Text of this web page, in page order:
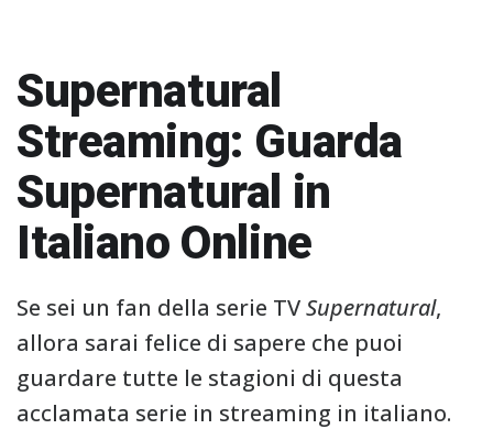
Supernatural
Streaming: Guarda
Supernatural in
Italiano Online
Se sei un fan della serie TVSupernatural,
allora sarai felice di sapere che puoi
guardare tutte le stagioni di questa
acclamata serie in streaming in italiano.